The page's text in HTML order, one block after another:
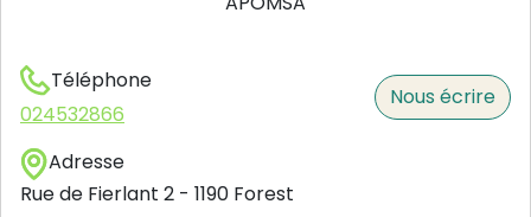
Téléphone
024532866
Nous écrire
Adresse
Rue de Fierlant 2 - 1190 Forest